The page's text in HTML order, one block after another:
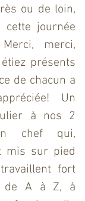
ou de loin,
cette journée
merci,
présents
de chacun a
Un
à nos 2
chef qui,
mis sur pied
fort
de A à Z, à